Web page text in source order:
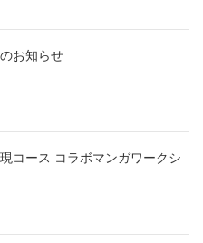
お知らせ
コース コラボマンガワークシ